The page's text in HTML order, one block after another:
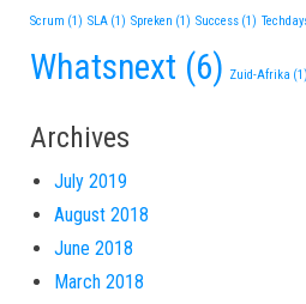
Scrum (1) SLA (1) Spreken (1) Success (1)
Whatsnext (6) Zuid-Afrika (1)
Archives
July 2019
August 2018
June 2018
March 2018